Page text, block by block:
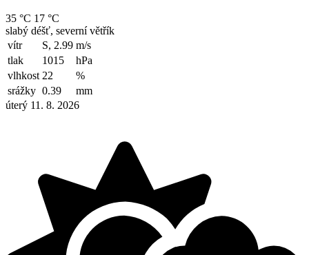
35 °C 17 °C
slabý déšť, severní větřík
vítr
S, 2.99 m/s
tlak
1015
hPa
vlhkost 22
%
srážky 0.39
mm
úterý 11. 8. 2026